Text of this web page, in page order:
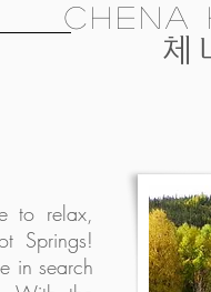
chena
to relax,
Springs!
in search